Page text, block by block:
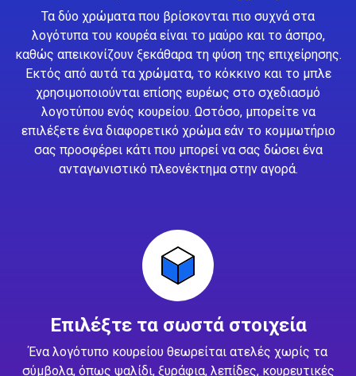
Τα δύο χρώματα που βρίσκονται πιο συχνά στα
λογότυπα του κουρέα είναι το μαύρο και το άσπρο,
καθώς απεικονίζουν ξεκάθαρα τη φύση της επιχείρησης.
Εκτός από αυτά τα χρώματα, το κόκκινο και το μπλε
χρησιμοποιούνται επίσης ευρέως στο σχεδιασμό
λογοτύπου ενός κουρείου. Ωστόσο, μπορείτε να
επιλέξετε ένα διαφορετικό χρώμα εάν το κομμωτήριο
σας προσφέρει κάτι που μπορεί να σας δώσει ένα
ανταγωνιστικό πλεονέκτημα στην αγορά.
Επιλέξτε τα σωστά στοιχεία
Ένα λογότυπο κουρείου θεωρείται ατελές χωρίς τα
σύμβολα, όπως ψαλίδι, ξυράφια, λεπίδες, κουρευτικές